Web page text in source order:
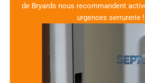
de Bryards nous recommandent
urgences serrurerie !